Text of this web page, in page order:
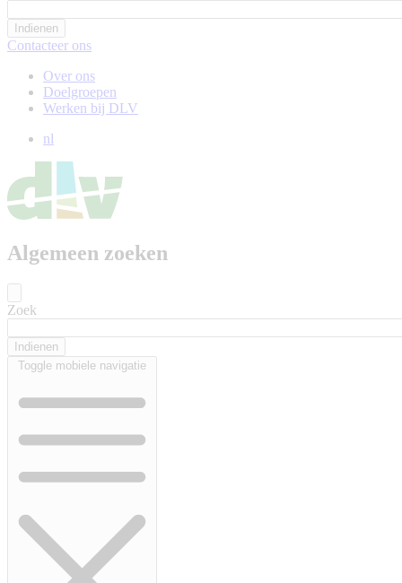
Contacteer ons
Over ons
Doelgroepen
Werken bij DLV
nl
Algemeen zoeken
Zoek
Toggle mobiele navigatie